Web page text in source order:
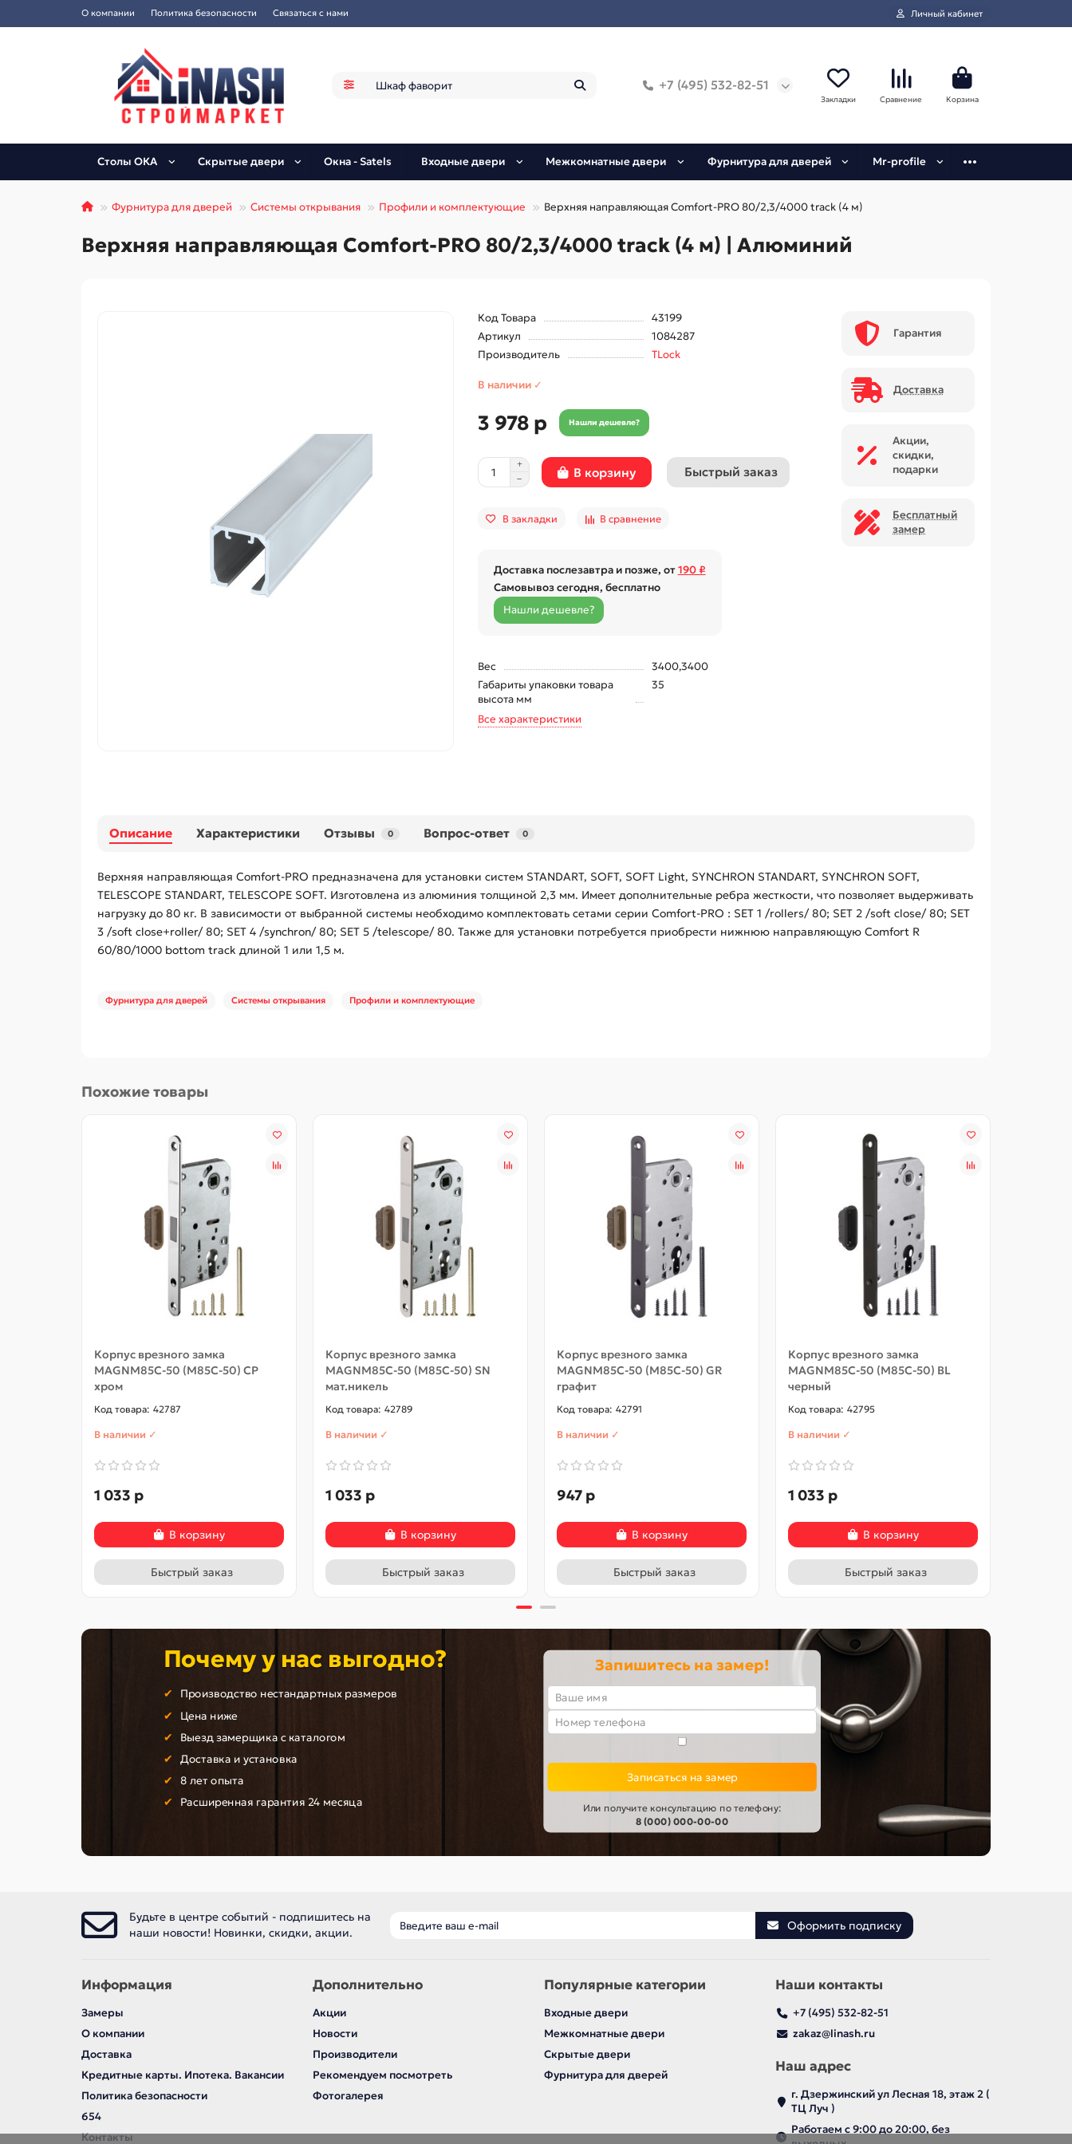
О компании Политика безопасности Связаться с нами Личный кабинет
+7 (495) 532-82-51
Закладки Сравнение Корзина
Столы ОКА Скрытые двери Окна - Satels Входные двери Межкомнатные двери Фурнитура для дверей Mr-profile
Фурнитура для дверей Системы открывания Профили и комплектующие Верхняя направляющая Comfort-PRO 80/2,3/4000 track (4 м)
Верхняя направляющая Comfort-PRO 80/2,3/4000 track (4 м) | Алюминий
Код Товара
43199
Артикул
1084287
Производитель
TLock
В наличии ✓
3 978 р Нашли дешевле?
В корзину Быстрый заказ
В закладки В сравнение
Доставка послезавтра и позже, от190 ₽
Самовывоз сегодня, бесплатно
Нашли дешевле?
Вес
3400,3400
Габариты упаковки товара
высота мм
35
Все характеристики
Гарантия
Доставка
Акции,
скидки,
подарки
Бесплатный
замер
Описание Характеристики Отзывы 0 Вопрос-ответ 0
Верхняя направляющая Comfort-PRO предназначена для установки систем STANDART, SOFT, SOFT Light, SYNCHRON STANDART, SYNCHRON SOFT,
TELESCOPE STANDART, TELESCOPE SOFT. Изготовлена из алюминия толщиной 2,3 мм. Имеет дополнительные ребра жесткости, что позволяет выдерживать
нагрузку до 80 кг. В зависимости от выбранной системы необходимо комплектовать сетами серии Comfort-PRO : SET 1 /rollers/ 80; SET 2 /soft close/ 80; SET
3 /soft close+roller/ 80; SET 4 /synchron/ 80; SET 5 /telescope/ 80. Также для установки потребуется приобрести нижнюю направляющую Comfort R
60/80/1000 bottom track длиной 1 или 1,5 м.
Фурнитура для дверей Системы открывания Профили и комплектующие
Похожие товары
Корпус врезного замка
MAGNM85C-50 (M85C-50) CP
хром
42787
В наличии ✓
1 033 р
В корзину
Быстрый заказ
Корпус врезного замка
MAGNM85C-50 (M85C-50) SN
мат.никель
42789
В наличии ✓
1 033 р
В корзину
Быстрый заказ
Корпус врезного замка
MAGNM85C-50 (M85C-50) GR
графит
42791
В наличии ✓
947 р
В корзину
Быстрый заказ
Корпус врезного замка
MAGNM85C-50 (M85C-50) BL
черный
42795
В наличии ✓
1 033 р
В корзину
Быстрый заказ
Почему у нас выгодно?
Производство нестандартных размеров
Цена ниже
Выезд замерщика с каталогом
Доставка и установка
8 лет опыта
Расширенная гарантия 24 месяца
Запишитесь на замер!
Записаться на замер
Или получите консультацию по телефону:
8 (000) 000-00-00
Будьте в центре событий - подпишитесь на
наши новости! Новинки, скидки, акции.
Оформить подписку
Информация
Замеры
О компании
Доставка
Кредитные карты. Ипотека. Вакансии
Политика безопасности
654
Контакты
Дополнительно
Акции
Новости
Производители
Рекомендуем посмотреть
Фотогалерея
Популярные категории
Входные двери
Межкомнатные двери
Скрытые двери
Фурнитура для дверей
Наши контакты
+7 (495) 532-82-51
zakaz@linash.ru
Наш адрес
г. Дзержинский ул Лесная 18, этаж 2 (
ТЦ Луч )
Работаем с 9:00 до 20:00, без